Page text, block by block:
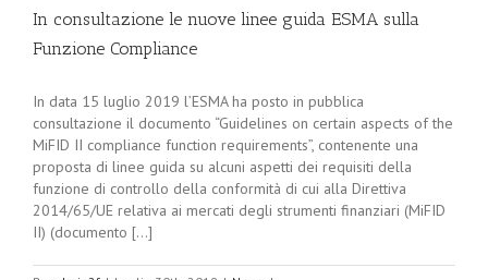
In consultazione le nuove linee guida ESMA sulla
Funzione Compliance
In data 15 luglio 2019 l’ESMA ha posto in pubblica
consultazione il documento “Guidelines on certain aspects of the
MiFID II compliance function requirements”, contenente una
proposta di linee guida su alcuni aspetti dei requisiti della
funzione di controllo della conformità di cui alla Direttiva
2014/65/UE relativa ai mercati degli strumenti finanziari (MiFID
II) (documento [...]